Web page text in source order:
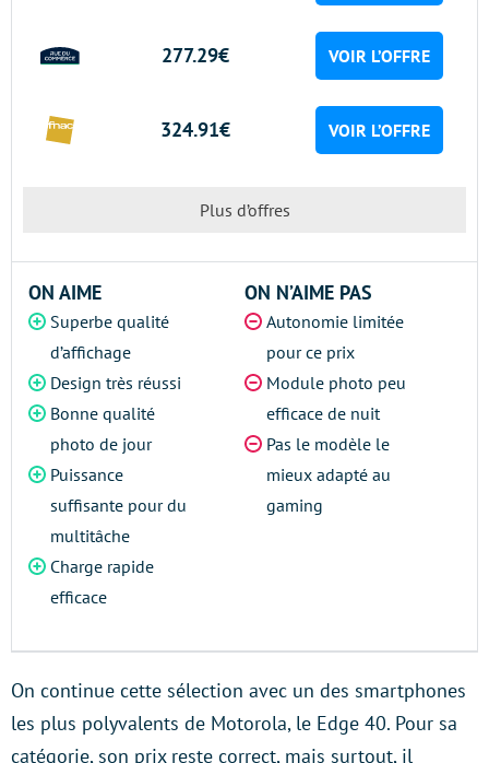
277.29€ VOIR L’OFFRE
324.91€ VOIR L’OFFRE
Plus d’offres
ON AIME
Superbe qualité
d’affichage
Design très réussi
Bonne qualité
photo de jour
Puissance
suffisante pour du
multitâche
Charge rapide
efficace
ON N’AIME PAS
Autonomie limitée
pour ce prix
Module photo peu
efficace de nuit
Pas le modèle le
mieux adapté au
gaming
On continue cette sélection avec un des smartphones
les plus polyvalents de Motorola, le Edge 40. Pour sa
catégorie, son prix reste correct, mais surtout, il